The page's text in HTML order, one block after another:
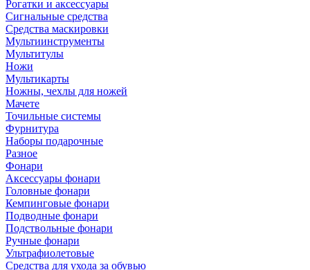
Рогатки и аксессуары
Сигнальные средства
Средства маскировки
Мультиинструменты
Мультитулы
Ножи
Мультикарты
Ножны, чехлы для ножей
Мачете
Точильные системы
Фурнитура
Наборы подарочные
Разное
Фонари
Аксессуары фонари
Головные фонари
Кемпинговые фонари
Подводные фонари
Подствольные фонари
Ручные фонари
Ультрафиолетовые
Средства для ухода за обувью